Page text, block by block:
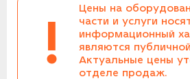
!
Цены на
части и услуги
информационный
являются
Актуальные цены
отделе продаж.